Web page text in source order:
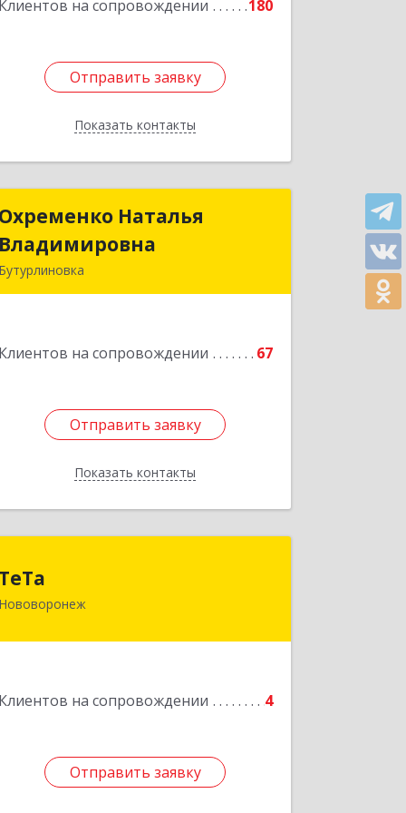
Клиентов на сопровождении 180
Отправить заявку
Показать контакты
Отправить заявку
Назад
Охременко Наталья
Владимировна
Бутурлиновка
Клиентов на сопровождении 67
Отправить заявку
Показать контакты
Охременко Наталья
Владимировна
Отправить заявку
Назад
ТеТа
Нововоронеж
Клиентов на сопровождении 4
Отправить заявку
396 073, Нововоронеж г, а/я, дом № 30
Отправить заявку